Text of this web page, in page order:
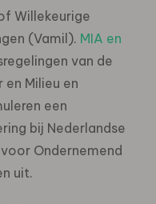
Willekeurige
(Vamil). MIA en
van de
Milieu en
een
bij Nederlandse
Ondernemend
uit.